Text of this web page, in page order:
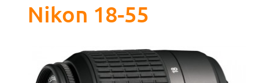
Nikon 18-55